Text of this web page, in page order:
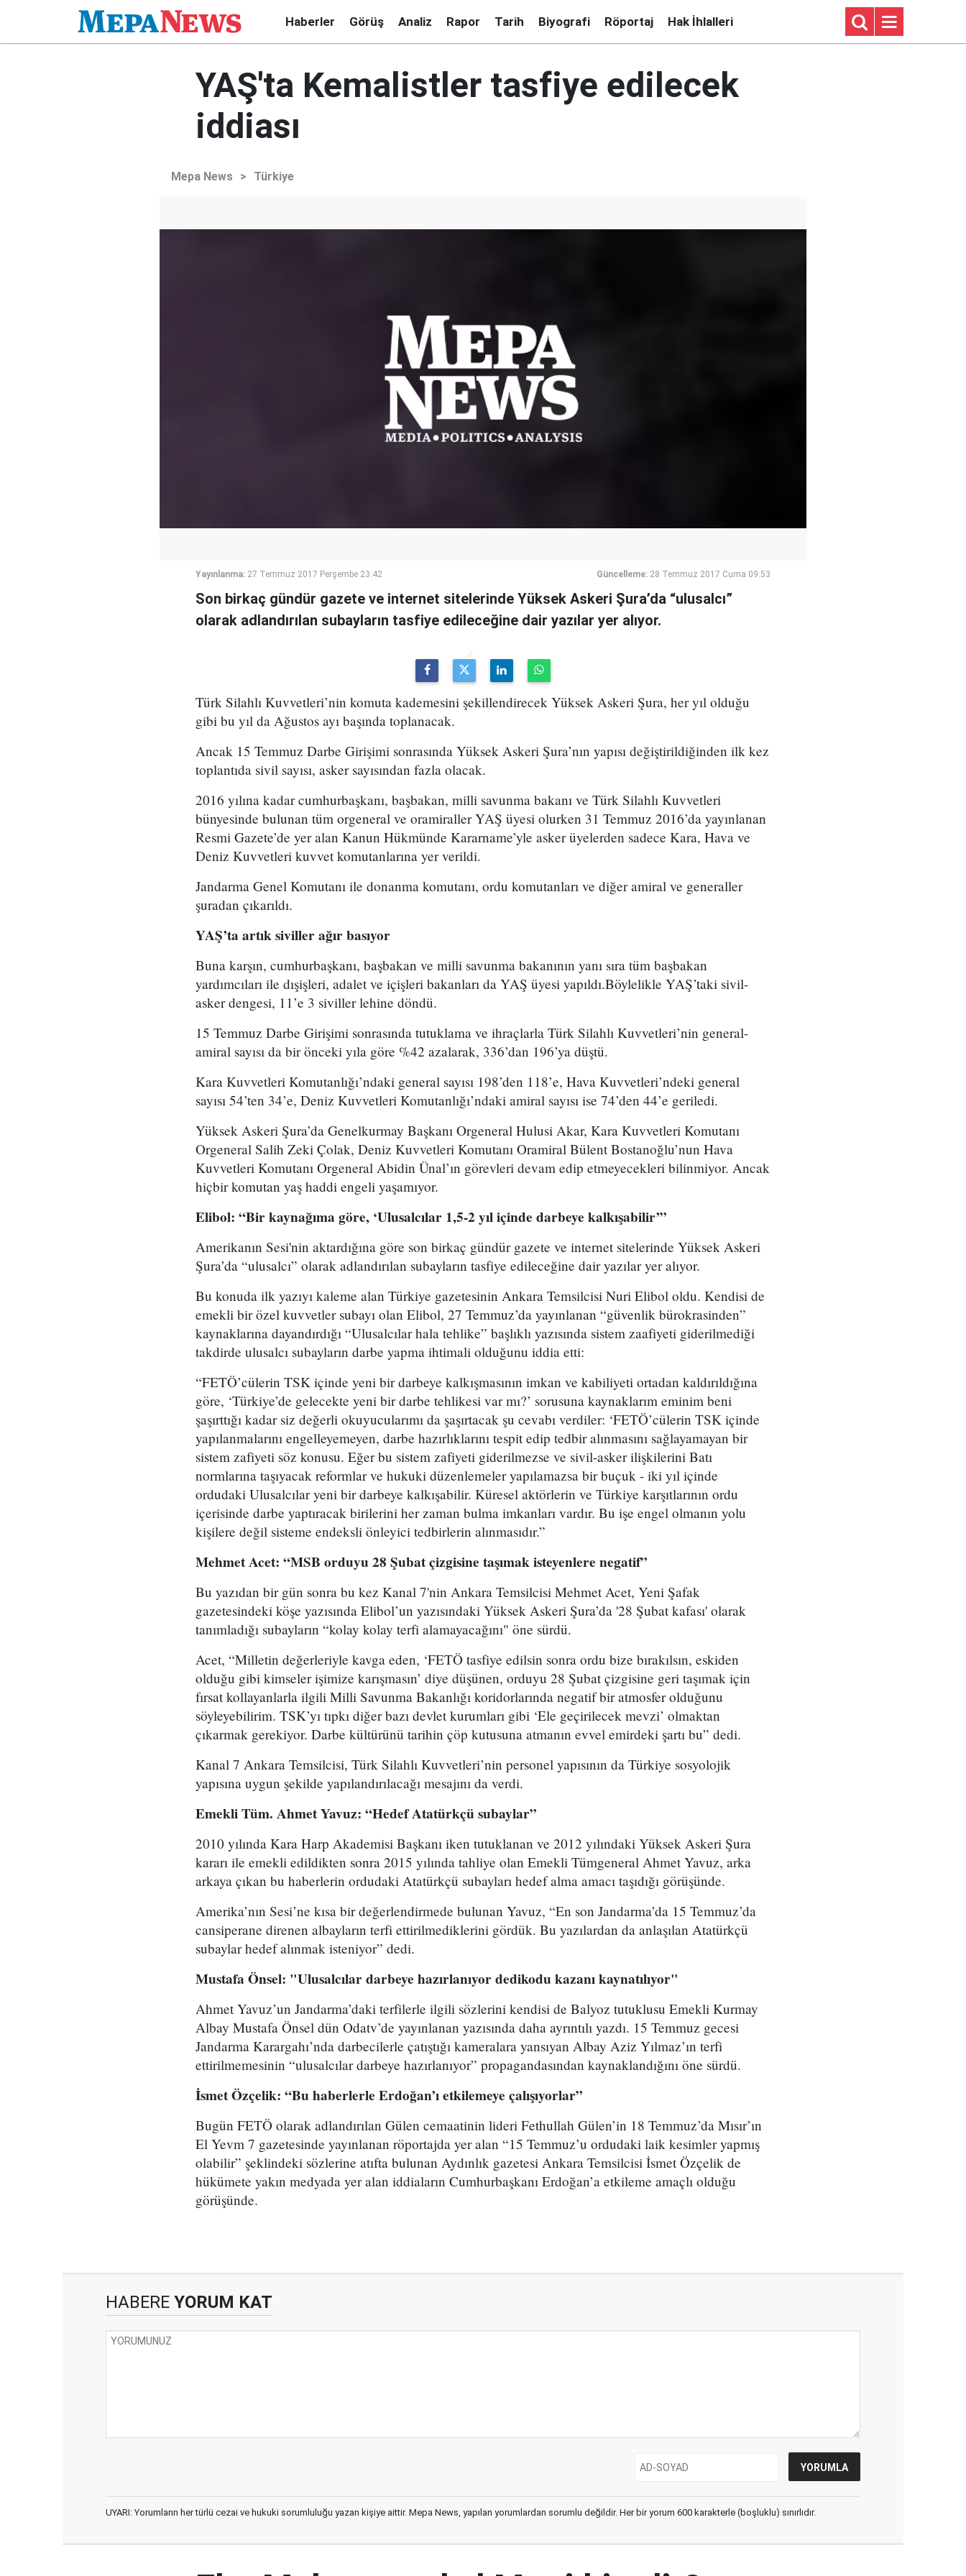
Haberler Görüş Analiz Rapor Tarih Biyografi Röportaj Hak İhlalleri
YAŞ'ta Kemalistler tasfiye edilecek
iddiası
Mepa News > Türkiye
Yayınlanma: 27 Temmuz 2017 Perşembe 23:42 Güncelleme: 28 Temmuz 2017 Cuma 09:53
Son birkaç gündür gazete ve internet sitelerinde Yüksek Askeri Şura’da “ulusalcı”
olarak adlandırılan subayların tasfiye edileceğine dair yazılar yer alıyor.
Türk Silahlı Kuvvetleri’nin komuta kademesini şekillendirecek Yüksek Askeri Şura, her yıl olduğu
gibi bu yıl da Ağustos ayı başında toplanacak.
Ancak 15 Temmuz Darbe Girişimi sonrasında Yüksek Askeri Şura’nın yapısı değiştirildiğinden ilk kez
toplantıda sivil sayısı, asker sayısından fazla olacak.
2016 yılına kadar cumhurbaşkanı, başbakan, milli savunma bakanı ve Türk Silahlı Kuvvetleri
bünyesinde bulunan tüm orgeneral ve oramiraller YAŞ üyesi olurken 31 Temmuz 2016’da yayınlanan
Resmi Gazete’de yer alan Kanun Hükmünde Kararname’yle asker üyelerden sadece Kara, Hava ve
Deniz Kuvvetleri kuvvet komutanlarına yer verildi.
Jandarma Genel Komutanı ile donanma komutanı, ordu komutanları ve diğer amiral ve generaller
şuradan çıkarıldı.
YAŞ’ta artık siviller ağır basıyor
Buna karşın, cumhurbaşkanı, başbakan ve milli savunma bakanının yanı sıra tüm başbakan
yardımcıları ile dışişleri, adalet ve içişleri bakanları da YAŞ üyesi yapıldı.Böylelikle YAŞ’taki sivil-
asker dengesi, 11’e 3 siviller lehine döndü.
15 Temmuz Darbe Girişimi sonrasında tutuklama ve ihraçlarla Türk Silahlı Kuvvetleri’nin general-
amiral sayısı da bir önceki yıla göre %42 azalarak, 336’dan 196’ya düştü.
Kara Kuvvetleri Komutanlığı’ndaki general sayısı 198’den 118’e, Hava Kuvvetleri’ndeki general
sayısı 54’ten 34’e, Deniz Kuvvetleri Komutanlığı’ndaki amiral sayısı ise 74’den 44’e geriledi.
Yüksek Askeri Şura’da Genelkurmay Başkanı Orgeneral Hulusi Akar, Kara Kuvvetleri Komutanı
Orgeneral Salih Zeki Çolak, Deniz Kuvvetleri Komutanı Oramiral Bülent Bostanoğlu’nun Hava
Kuvvetleri Komutanı Orgeneral Abidin Ünal’ın görevleri devam edip etmeyecekleri bilinmiyor. Ancak
hiçbir komutan yaş haddi engeli yaşamıyor.
Elibol: “Bir kaynağıma göre, ‘Ulusalcılar 1,5-2 yıl içinde darbeye kalkışabilir’”
Amerikanın Sesi'nin aktardığına göre son birkaç gündür gazete ve internet sitelerinde Yüksek Askeri
Şura’da “ulusalcı” olarak adlandırılan subayların tasfiye edileceğine dair yazılar yer alıyor.
Bu konuda ilk yazıyı kaleme alan Türkiye gazetesinin Ankara Temsilcisi Nuri Elibol oldu. Kendisi de
emekli bir özel kuvvetler subayı olan Elibol, 27 Temmuz’da yayınlanan “güvenlik bürokrasinden”
kaynaklarına dayandırdığı “Ulusalcılar hala tehlike” başlıklı yazısında sistem zaafiyeti giderilmediği
takdirde ulusalcı subayların darbe yapma ihtimali olduğunu iddia etti:
“FETÖ’cülerin TSK içinde yeni bir darbeye kalkışmasının imkan ve kabiliyeti ortadan kaldırıldığına
göre, ‘Türkiye’de gelecekte yeni bir darbe tehlikesi var mı?’ sorusuna kaynaklarım eminim beni
şaşırttığı kadar siz değerli okuyucularımı da şaşırtacak şu cevabı verdiler: ‘FETÖ’cülerin TSK içinde
yapılanmalarını engelleyemeyen, darbe hazırlıklarını tespit edip tedbir alınmasını sağlayamayan bir
sistem zafiyeti söz konusu. Eğer bu sistem zafiyeti giderilmezse ve sivil-asker ilişkilerini Batı
normlarına taşıyacak reformlar ve hukuki düzenlemeler yapılamazsa bir buçuk - iki yıl içinde
ordudaki Ulusalcılar yeni bir darbeye kalkışabilir. Küresel aktörlerin ve Türkiye karşıtlarının ordu
içerisinde darbe yaptıracak birilerini her zaman bulma imkanları vardır. Bu işe engel olmanın yolu
kişilere değil sisteme endeksli önleyici tedbirlerin alınmasıdır.”
Mehmet Acet: “MSB orduyu 28 Şubat çizgisine taşımak isteyenlere negatif”
Bu yazıdan bir gün sonra bu kez Kanal 7'nin Ankara Temsilcisi Mehmet Acet, Yeni Şafak
gazetesindeki köşe yazısında Elibol’un yazısındaki Yüksek Askeri Şura’da '28 Şubat kafası' olarak
tanımladığı subayların “kolay kolay terfi alamayacağını" öne sürdü.
Acet, “Milletin değerleriyle kavga eden, ‘FETÖ tasfiye edilsin sonra ordu bize bırakılsın, eskiden
olduğu gibi kimseler işimize karışmasın’ diye düşünen, orduyu 28 Şubat çizgisine geri taşımak için
fırsat kollayanlarla ilgili Milli Savunma Bakanlığı koridorlarında negatif bir atmosfer olduğunu
söyleyebilirim. TSK’yı tıpkı diğer bazı devlet kurumları gibi ‘Ele geçirilecek mevzi’ olmaktan
çıkarmak gerekiyor. Darbe kültürünü tarihin çöp kutusuna atmanın evvel emirdeki şartı bu” dedi.
Kanal 7 Ankara Temsilcisi, Türk Silahlı Kuvvetleri’nin personel yapısının da Türkiye sosyolojik
yapısına uygun şekilde yapılandırılacağı mesajını da verdi.
Emekli Tüm. Ahmet Yavuz: “Hedef Atatürkçü subaylar”
2010 yılında Kara Harp Akademisi Başkanı iken tutuklanan ve 2012 yılındaki Yüksek Askeri Şura
kararı ile emekli edildikten sonra 2015 yılında tahliye olan Emekli Tümgeneral Ahmet Yavuz, arka
arkaya çıkan bu haberlerin ordudaki Atatürkçü subayları hedef alma amacı taşıdığı görüşünde.
Amerika’nın Sesi’ne kısa bir değerlendirmede bulunan Yavuz, “En son Jandarma’da 15 Temmuz’da
cansiperane direnen albayların terfi ettirilmediklerini gördük. Bu yazılardan da anlaşılan Atatürkçü
subaylar hedef alınmak isteniyor” dedi.
Mustafa Önsel: "Ulusalcılar darbeye hazırlanıyor dedikodu kazanı kaynatılıyor"
Ahmet Yavuz’un Jandarma’daki terfilerle ilgili sözlerini kendisi de Balyoz tutuklusu Emekli Kurmay
Albay Mustafa Önsel dün Odatv’de yayınlanan yazısında daha ayrıntılı yazdı. 15 Temmuz gecesi
Jandarma Karargahı’nda darbecilerle çatıştığı kameralara yansıyan Albay Aziz Yılmaz’ın terfi
ettirilmemesinin “ulusalcılar darbeye hazırlanıyor” propagandasından kaynaklandığını öne sürdü.
İsmet Özçelik: “Bu haberlerle Erdoğan’ı etkilemeye çalışıyorlar”
Bugün FETÖ olarak adlandırılan Gülen cemaatinin lideri Fethullah Gülen’in 18 Temmuz’da Mısır’ın
El Yevm 7 gazetesinde yayınlanan röportajda yer alan “15 Temmuz’u ordudaki laik kesimler yapmış
olabilir” şeklindeki sözlerine atıfta bulunan Aydınlık gazetesi Ankara Temsilcisi İsmet Özçelik de
hükümete yakın medyada yer alan iddiaların Cumhurbaşkanı Erdoğan’a etkileme amaçlı olduğu
görüşünde.
HABERE YORUM KAT
UYARI: Yorumların her türlü cezai ve hukuki sorumluluğu yazan kişiye aittir. Mepa News, yapılan yorumlardan sorumlu değildir. Her bir yorum 600 karakterle (boşluklu) sınırlıdır.